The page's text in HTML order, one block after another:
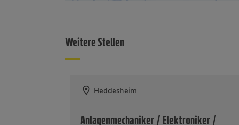
Weitere Stellen
Heddesheim
Anlagenmechaniker / Elektroniker /